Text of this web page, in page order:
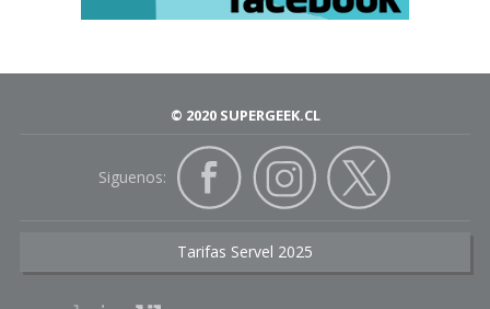
© 2020 SUPERGEEK.CL
Siguenos:
Tarifas Servel 2025